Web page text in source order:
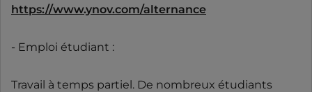
https://www.ynov.com/alternance
- Emploi étudiant :
Travail à temps partiel. De nombreux étudiants